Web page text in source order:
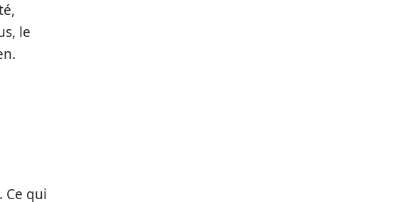
le
Ce qui